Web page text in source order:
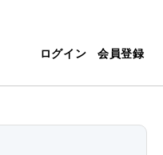
ログイン 会員登録